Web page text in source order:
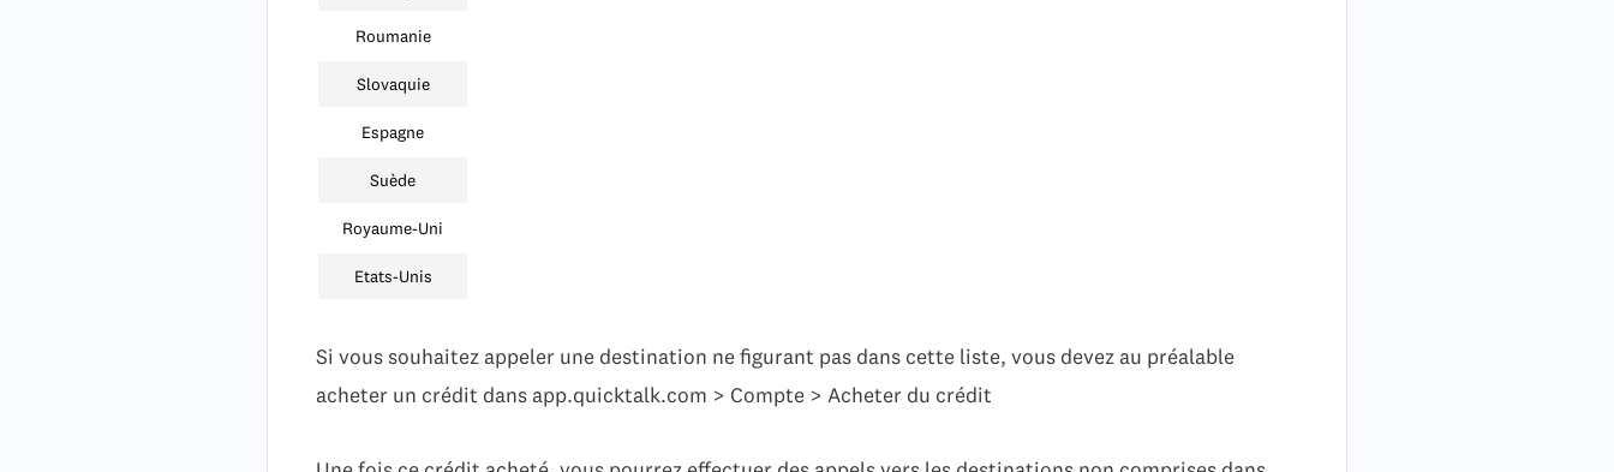
Roumanie
Slovaquie
Espagne
Suède
Royaume-Uni
Etats-Unis
Si vous souhaitez appeler une destination ne figurant pas dans cette liste, vous devez au préalable
acheter un crédit dans app.quicktalk.com > Compte > Acheter du crédit